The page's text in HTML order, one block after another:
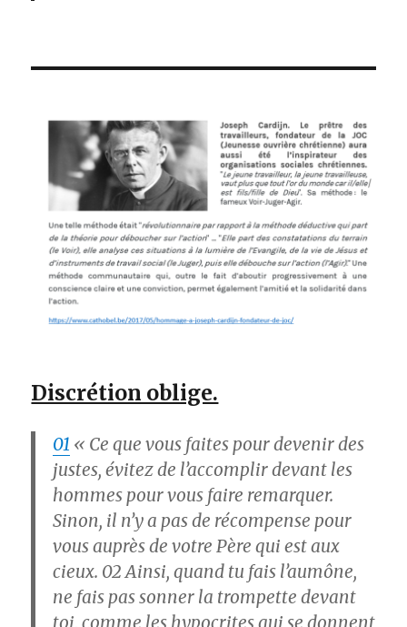
Discrétion oblige.
01 « Ce que vous faites pour devenir des
justes, évitez de l’accomplir devant les
hommes pour vous faire remarquer.
Sinon, il n’y a pas de récompense pour
vous auprès de votre Père qui est aux
cieux. 02 Ainsi, quand tu fais l’aumône,
ne fais pas sonner la trompette devant
toi, comme les hypocrites qui se donnent